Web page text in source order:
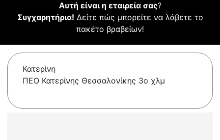
Αυτή είναι η εταιρεία σας?
Συγχαρητήρια! Δείτε πώς μπορείτε να λάβετε το
πακέτο βραβείων!
Κατερίνη
ΠΕΟ Κατερίνης Θεσσαλονίκης 3ο χλμ